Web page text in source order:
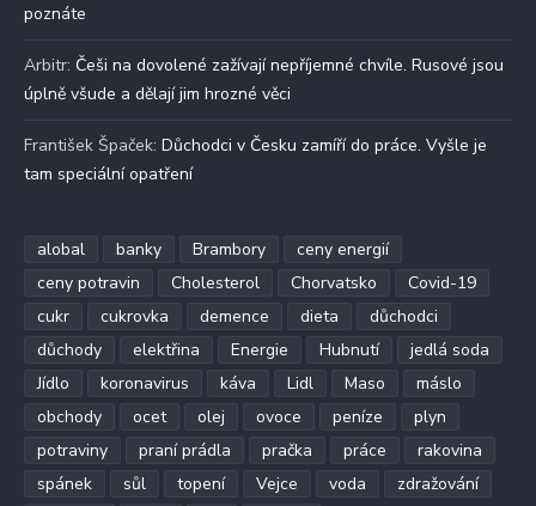
poznáte
Arbitr: Češi na dovolené zažívají nepříjemné chvíle. Rusové jsou
úplně všude a dělají jim hrozné věci
František Špaček: Důchodci v Česku zamíří do práce. Vyšle je
tam speciální opatření
alobal banky Brambory
ceny energií
ceny potravin
Cholesterol Chorvatsko
Covid-19
cukr
cukrovka demence dieta
důchodci
důchody
elektřina Energie Hubnutí
jedlá soda
Jídlo
koronavirus káva Lidl Maso
máslo
obchody
ocet olej ovoce peníze
plyn
potraviny
praní prádla pračka práce
rakovina
spánek
sůl topení Vejce voda
zdražování